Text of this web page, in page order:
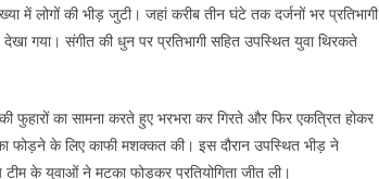
में लोगों की भीड़ जुटी। जहां करीब तीन घंटे तक दर्जनों भर प्रतिभागी
गया। संगीत की धुन पर प्रतिभागी सहित उपस्थित युवा थिरकते
फुहारों का सामना करते हुए भरभरा कर गिरते और फिर एकत्रित होकर
फोड़ने के लिए काफी मशक्कत की। इस दौरान उपस्थित भीड़ ने
टीम के युवाओं ने मटका फोड़कर प्रतियोगिता जीत ली।